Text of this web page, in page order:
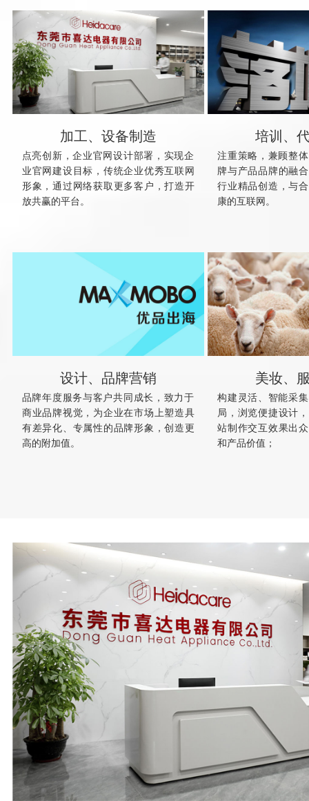
加工、设备制造
点亮创新，企业官网设计部署，实现企
业官网建设目标，传统企业优秀互联网
形象，通过网络获取更多客户，打造开
放共赢的平台。
培训、
注重策略，兼顾整
牌与产品品牌的融
行业精品创造，与
康的互联网。
设计、品牌营销
品牌年度服务与客户共同成长，致力于
商业品牌视觉，为企业在市场上塑造具
有差异化、专属性的品牌形象，创造更
高的附加值。
美妆、
构建灵活、智能采
局，浏览便捷设计
站制作交互效果出
和产品价值；